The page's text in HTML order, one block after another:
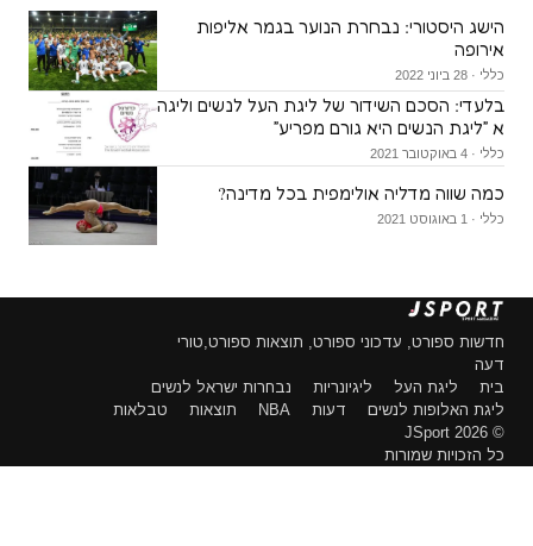
הישג היסטורי: נבחרת הנוער בגמר אליפות
אירופה
כללי · 28 ביוני 2022
בלעדי: הסכם השידור של ליגת העל לנשים וליגה
א ״ליגת הנשים היא גורם מפריע״
כללי · 4 באוקטובר 2021
כמה שווה מדליה אולימפית בכל מדינה?
כללי · 1 באוגוסט 2021
חדשות ספורט, עדכוני ספורט, תוצאות ספורט,טורי
דעה
בית
ליגת העל ליגיונריות
נבחרות ישראל לנשים
ליגת האלופות לנשים
דעות NBA תוצאות
טבלאות
© 2026 JSport
כל הזכויות שמורות